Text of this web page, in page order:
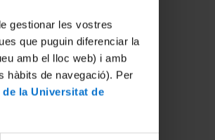
gestionar les vostres
que puguin diferenciar la
amb el lloc web) i amb
hàbits de navegació). Per
la Universitat de
15
5